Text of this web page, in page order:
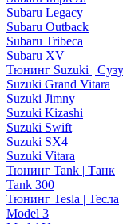
Subaru Legacy
Subaru Outback
Subaru Tribeca
Subaru XV
Тюнинг Suzuki |
Suzuki Grand Vitara
Suzuki Jimny
Suzuki Kizashi
Suzuki Swift
Suzuki SX4
Suzuki Vitara
Тюнинг Tank | Танк
Tank 300
Тюнинг Tesla | Тесла
Model 3